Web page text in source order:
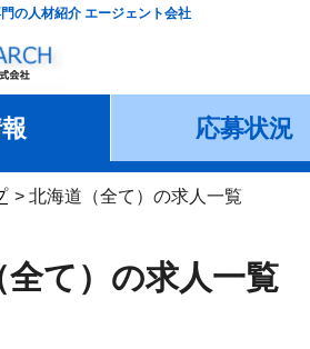
の人材紹介 エージェント会社
応募状況
北海道（全て）の求人一覧
全て）の求人一覧